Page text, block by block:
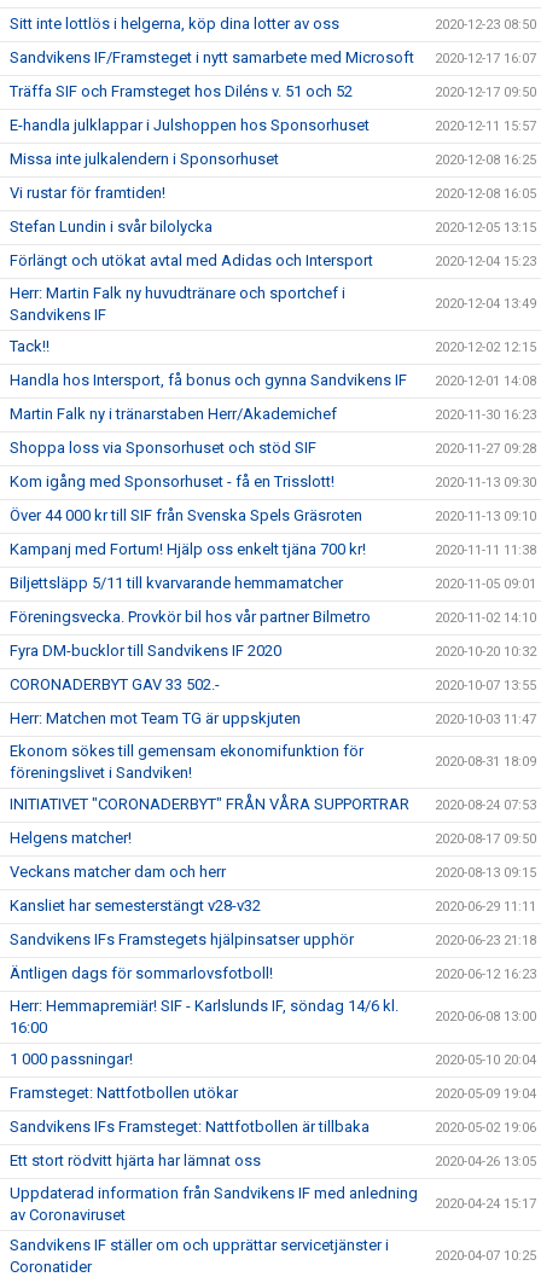
Sitt inte lottlös i helgerna, köp dina lotter av oss 2020-12-23 08:50
Sandvikens IF/Framsteget i nytt samarbete med Microsoft 2020-12-17 16:07
Träffa SIF och Framsteget hos Diléns v. 51 och 52 2020-12-17 09:50
E-handla julklappar i Julshoppen hos Sponsorhuset 2020-12-11 15:57
Missa inte julkalendern i Sponsorhuset 2020-12-08 16:25
Vi rustar för framtiden! 2020-12-08 16:05
Stefan Lundin i svår bilolycka 2020-12-05 13:15
Förlängt och utökat avtal med Adidas och Intersport 2020-12-04 15:23
Herr: Martin Falk ny huvudtränare och sportchef i
Sandvikens IF
2020-12-04 13:49
Tack!! 2020-12-02 12:15
Handla hos Intersport, få bonus och gynna Sandvikens IF 2020-12-01 14:08
Martin Falk ny i tränarstaben Herr/Akademichef 2020-11-30 16:23
Shoppa loss via Sponsorhuset och stöd SIF 2020-11-27 09:28
Kom igång med Sponsorhuset - få en Trisslott! 2020-11-13 09:30
Över 44 000 kr till SIF från Svenska Spels Gräsroten 2020-11-13 09:10
Kampanj med Fortum! Hjälp oss enkelt tjäna 700 kr! 2020-11-11 11:38
Biljettsläpp 5/11 till kvarvarande hemmamatcher 2020-11-05 09:01
Föreningsvecka. Provkör bil hos vår partner Bilmetro 2020-11-02 14:10
Fyra DM-bucklor till Sandvikens IF 2020 2020-10-20 10:32
CORONADERBYT GAV 33 502.- 2020-10-07 13:55
Herr: Matchen mot Team TG är uppskjuten 2020-10-03 11:47
Ekonom sökes till gemensam ekonomifunktion för
föreningslivet i Sandviken!
2020-08-31 18:09
INITIATIVET "CORONADERBYT" FRÅN VÅRA SUPPORTRAR 2020-08-24 07:53
Helgens matcher! 2020-08-17 09:50
Veckans matcher dam och herr 2020-08-13 09:15
Kansliet har semesterstängt v28-v32 2020-06-29 11:11
Sandvikens IFs Framstegets hjälpinsatser upphör 2020-06-23 21:18
Äntligen dags för sommarlovsfotboll! 2020-06-12 16:23
Herr: Hemmapremiär! SIF - Karlslunds IF, söndag 14/6 kl.
16:00
2020-06-08 13:00
1 000 passningar! 2020-05-10 20:04
Framsteget: Nattfotbollen utökar 2020-05-09 19:04
Sandvikens IFs Framsteget: Nattfotbollen är tillbaka 2020-05-02 19:06
Ett stort rödvitt hjärta har lämnat oss 2020-04-26 13:05
Uppdaterad information från Sandvikens IF med anledning
av Coronaviruset
2020-04-24 15:17
Sandvikens IF ställer om och upprättar servicetjänster i
Coronatider
2020-04-07 10:25